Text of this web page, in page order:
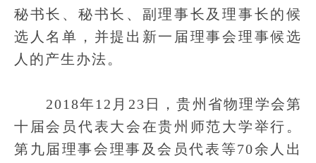
秘书长、秘书长、副理事长及理事长的候
选人名单，并提出新一届理事会理事候选
人的产生办法。
2018年12月23日，贵州省物理学会第
十届会员代表大会在贵州师范大学举行。
第九届理事会理事及会员代表等70余人出